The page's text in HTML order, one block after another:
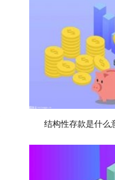
结构性存款是什么